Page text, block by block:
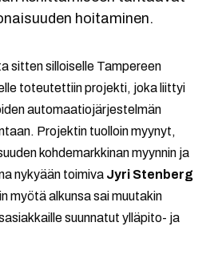
hoitaminen.
sitten silloiselle Tampereen
toteutettiin projekti, joka liittyi
automaatiojärjestelmän
Projektin tuolloin myynyt,
kohdemarkkinan myynnin ja
nykyään toimiva Jyri Stenberg
myötä alkunsa sai muutakin
suunnatut ylläpito- ja